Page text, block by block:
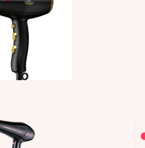
اصل و